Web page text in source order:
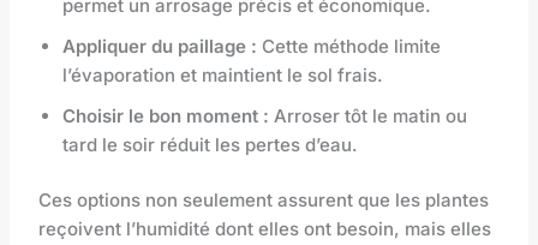
permet un arrosage précis et économique.
Appliquer du paillage : Cette méthode limite
l’évaporation et maintient le sol frais.
Choisir le bon moment : Arroser tôt le matin ou
tard le soir réduit les pertes d’eau.
Ces options non seulement assurent que les plantes
reçoivent l’humidité dont elles ont besoin, mais elles